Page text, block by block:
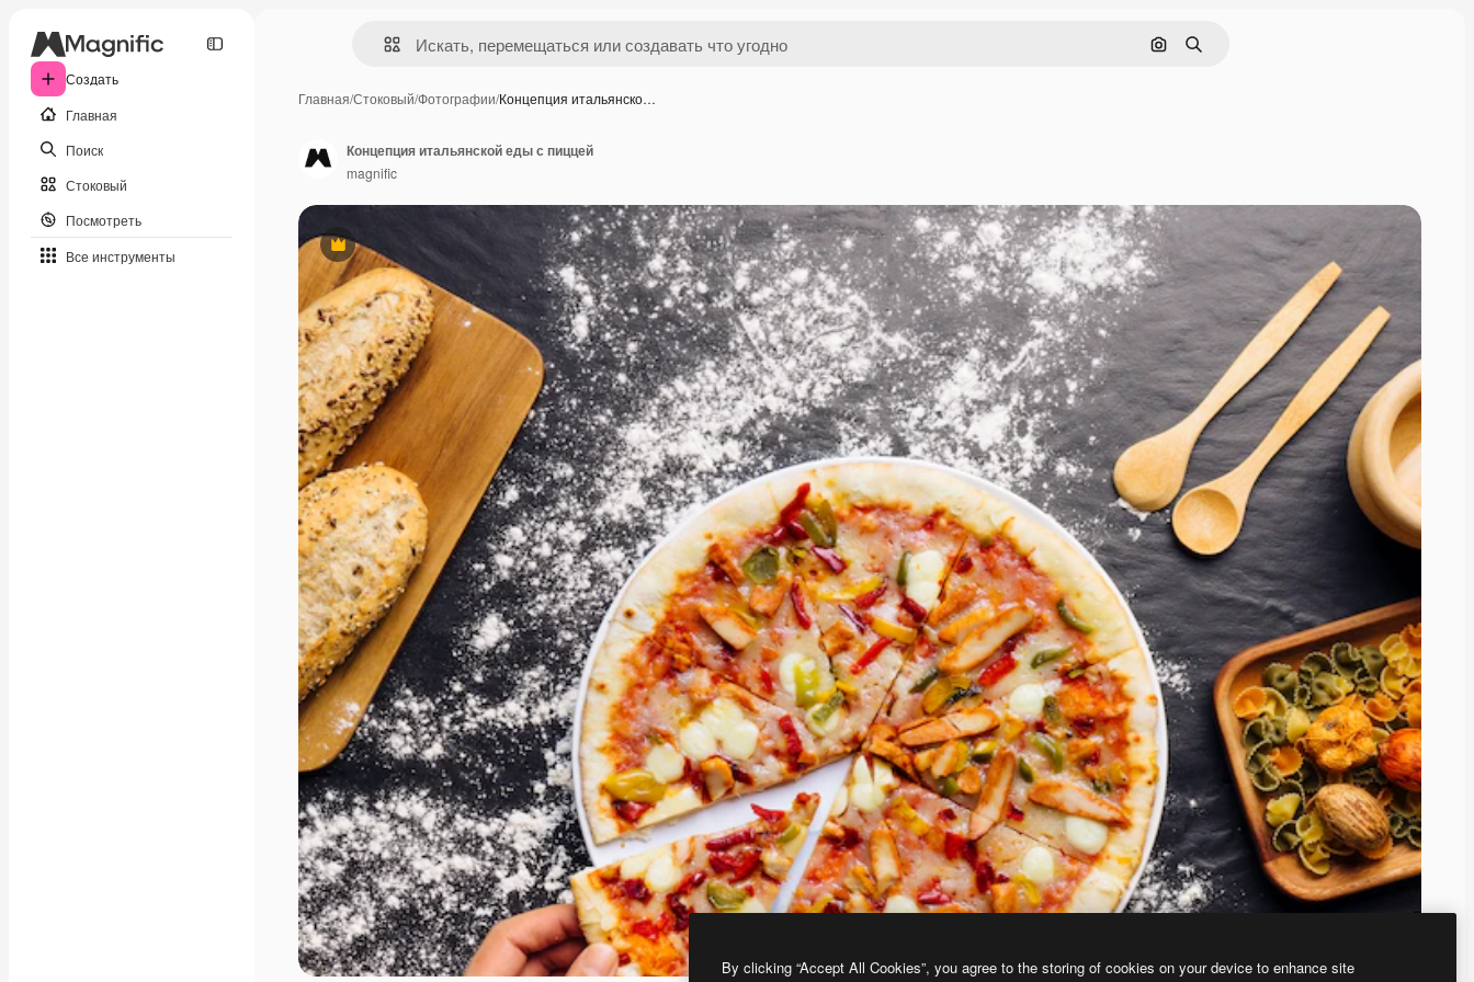
Создать
Главная
Поиск
Стоковый
Посмотреть
Все инструменты
Поиск по изображению
Поиск
Главная/Стоковый/Фотографии/Концепция итальянско…
Премиум
Концепция итальянской еды с пиццей
magnific
By clicking “Accept All Cookies”, you agree to the storing of cookies on your device to enhance site